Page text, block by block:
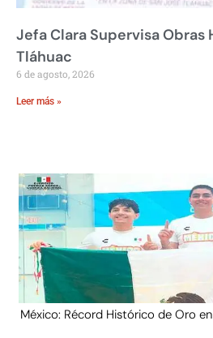
Jefa Clara Supervisa Obras
Tláhuac
6 de agosto, 2026
Leer más »
México: Récord Histórico de Oro